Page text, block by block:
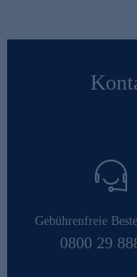
Gebührenfreie
0800 29